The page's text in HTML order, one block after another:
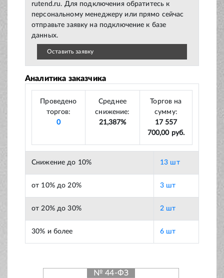
rutend.ru. Для подключения обратитесь к
персональному менеджеру или прямо сейчас
отправьте заявку на подключение к базе
данных.
Оставить заявку
Аналитика заказчика
Проведено
торгов:
0
Среднее
снижение:
21,387%
Торгов на
сумму:
17 557
700,00 руб.
Снижение до 10% 13 шт
от 10% до 20% 3 шт
от 20% до 30% 2 шт
30% и более 6 шт
№ 44-ФЗ